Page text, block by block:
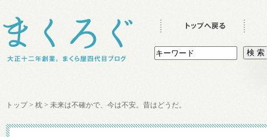
トップ> 枕 > 未来は不確かで、今は不安。昔はどうだ。